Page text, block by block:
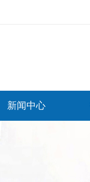
新闻中心